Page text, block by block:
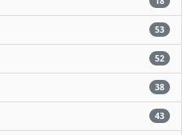
53
52
38
43